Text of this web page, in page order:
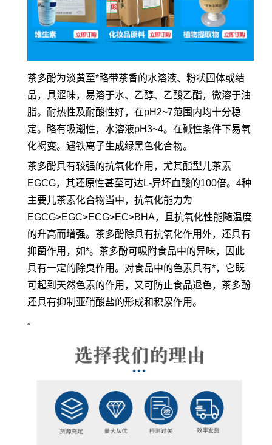
茶多酚为淡黄至*略带茶香的水溶液、粉状固体或结
晶，具涩味，易溶于水、乙醇、乙酸乙酯，微溶于油
脂。耐热性及耐酸性好，在pH2~7范围内均十分稳
定。略有吸潮性，水溶液pH3~4。在碱性条件下易氧
化褐变。遇铁离子生成绿黑色化合物。
茶多酚具有较强的抗氧化作用，尤其酯型儿茶素
EGCG，其还原性甚至可达L-异坏血酸的100倍。4种
主要儿茶素化合物当中，抗氧化能力为
EGCG>EGC>ECG>EC>BHA，且抗氧化性能随温度
的升高而增强。茶多酚除具有抗氧化作用外，还具有
抑菌作用，如*。茶多酚可吸附食品中的异味，因此
具有一定的除臭作用。对食品中的色素具有*，它既
可起到天然色素的作用，又可防止食品退色，茶多酚
还具有抑制亚硝酸盐的形成和积累作用。
。